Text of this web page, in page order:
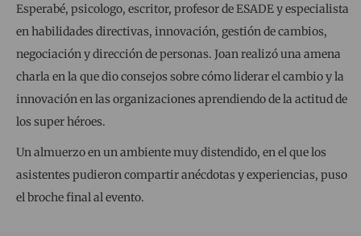
Esperabé, psicologo, escritor, profesor de ESADE y especialista
en habilidades directivas, innovación, gestión de cambios,
negociación y dirección de personas. Joan realizó una amena
charla en la que dio consejos sobre cómo liderar el cambio y la
innovación en las organizaciones aprendiendo de la actitud de
los super héroes.
Un almuerzo en un ambiente muy distendido, en el que los
asistentes pudieron compartir anécdotas y experiencias, puso
el broche final al evento.